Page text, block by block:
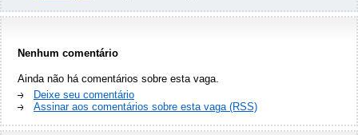
Nenhum comentário
Ainda não há comentários sobre esta vaga.
Deixe seu comentário
Assinar aos comentários sobre esta vaga (RSS)